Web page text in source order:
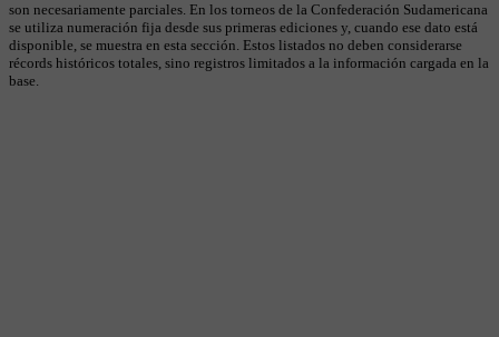
son necesariamente parciales. En los torneos de la Confederación Sudamericana
se utiliza numeración fija desde sus primeras ediciones y, cuando ese dato está
disponible, se muestra en esta sección. Estos listados no deben considerarse
récords históricos totales, sino registros limitados a la información cargada en la
base.